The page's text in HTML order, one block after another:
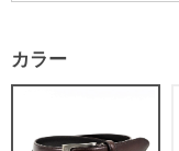
カラー